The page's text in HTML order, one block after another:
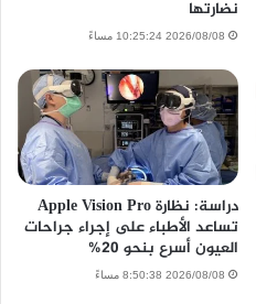
نضارتها
2026/08/08 10:25:24 مساءً
دراسة: نظارة Apple Vision Pro
تساعد الأطباء على إجراء جراحات
العيون أسرع بنحو 20%
2026/08/08 8:50:38 مساءً